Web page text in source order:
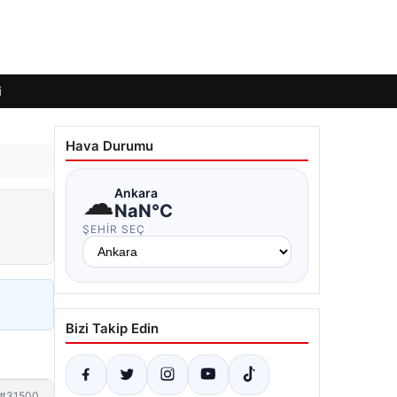
Hava Durumu
☁Ankara
NaN°C
ŞEHIR SEÇ
Bizi Takip Edin